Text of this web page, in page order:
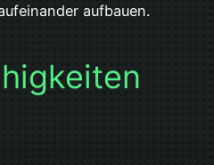
aufbauen.